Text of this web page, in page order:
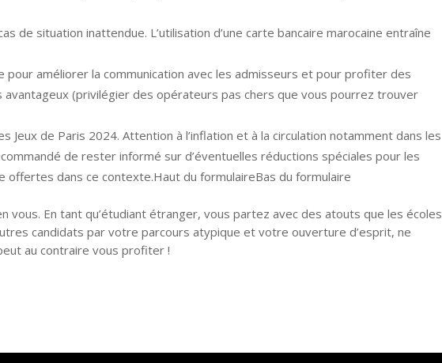
de situation inattendue. L’utilisation d’une carte bancaire marocaine entraîne
pour améliorer la communication avec les admisseurs et pour profiter des
(privilégier des opérateurs pas chers que vous pourrez trouver
Jeux de Paris 2024. Attention à l’inflation et à la circulation notamment dans les
de rester informé sur d’éventuelles réductions spéciales pour les
dans ce contexte.Haut du formulaireBas du formulaire
vous. En tant qu’étudiant étranger, vous partez avec des atouts que les écoles
candidats par votre parcours atypique et votre ouverture d’esprit, ne
au contraire vous profiter !